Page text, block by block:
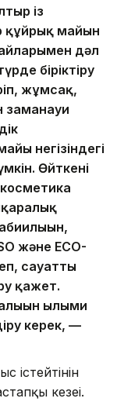
із
құйрық майын
дәл
біріктіру
жұмсақ,
заманауи
негізіндегі
Өйткені
және ECO-
сауатты
қажет.
ғылыми
керек, —
істейтінін
кезеңі.